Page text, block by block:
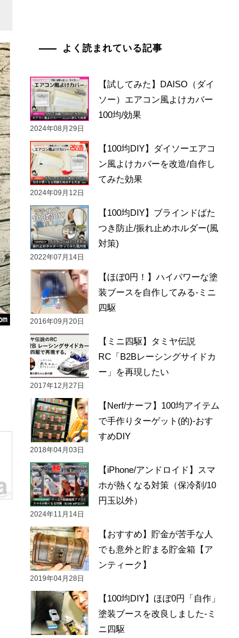
よく読まれている記事
【試してみた】DAISO（ダイ
ソー）エアコン風よけカバー
100均/効果
2024年08月29日
【100均DIY】ダイソーエアコ
ン風よけカバーを改造/自作し
てみた効果
2024年09月12日
【100均DIY】ブラインドばた
つき防止/振れ止めホルダー(風
対策)
2022年07月14日
【ほぼ0円！】ハイパワーな塗
装ブースを自作してみる-ミニ
四駆
2016年09月20日
【ミニ四駆】タミヤ伝説
RC「B2Bレーシングサイドカ
ー」を再現したい
2017年12月27日
【Nerf/ナーフ】100均アイテム
で手作りターゲット(的)-おす
すめDIY
2018年04月03日
【iPhone/アンドロイド】スマ
ホが熱くなる対策（保冷剤/10
円玉以外）
2024年11月14日
【おすすめ】貯金が苦手な人
でも意外と貯まる貯金箱【ア
ンティーク】
2019年04月28日
【100均DIY】ほぼ0円「自作」
塗装ブースを改良しました-ミ
ニ四駆